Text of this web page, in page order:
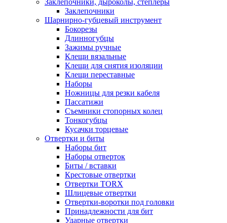
Заклепочники, дыроколы, степлеры
Заклепочники
Шарнирно-губцевый инструмент
Бокорезы
Длинногубцы
Зажимы ручные
Клещи вязальные
Клещи для снятия изоляции
Клещи переставные
Наборы
Ножницы для резки кабеля
Пассатижи
Съемники стопорных колец
Тонкогубцы
Кусачки торцевые
Отвертки и биты
Наборы бит
Наборы отверток
Биты / вставки
Крестовые отвертки
Отвертки TORX
Шлицевые отвертки
Отвертки-воротки под головки
Принадлежности для бит
Ударные отвертки